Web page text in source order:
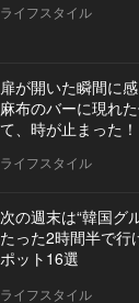
ライフスタイル
扉が開いた瞬間に
麻布のバーに現れ
て、時が止まった！
ライフスタイル
次の週末は“韓国グ
たった2時間半で行
ポット16選
ライフスタイル